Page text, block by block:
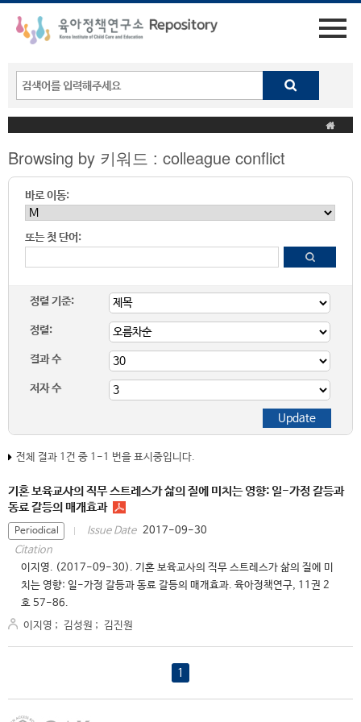
Browsing by 키워드 : colleague conflict
바로 이동:
또는 첫 단어:
정렬 기준:
정렬:
결과 수
저자 수
전체 결과 1건 중 1-1 번을 표시중입니다.
기혼 보육교사의 직무 스트레스가 삶의 질에 미치는 영향: 일-가정 갈등과
동료 갈등의 매개효과
Periodical Issue Date 2017-09-30
Citation
이지영. (2017-09-30). 기혼 보육교사의 직무 스트레스가 삶의 질에 미
치는 영향: 일-가정 갈등과 동료 갈등의 매개효과. 육아정책연구, 11권 2
호 57-86.
이지영 ; 김성원 ; 김진원
1